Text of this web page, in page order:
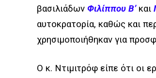
βασιλιάδων Φιλίππου Β’και
αυτοκρατορία, καθώς και
χρησιμοποιήθηκαν για
Ο κ. Ντιμιτρόφ είπε ότι οι